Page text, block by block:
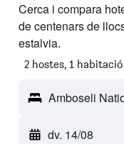
Cerca i compara
de centenars de
estalvia.
2 hostes, 1 habitació
Amboseli
dv. 14/08